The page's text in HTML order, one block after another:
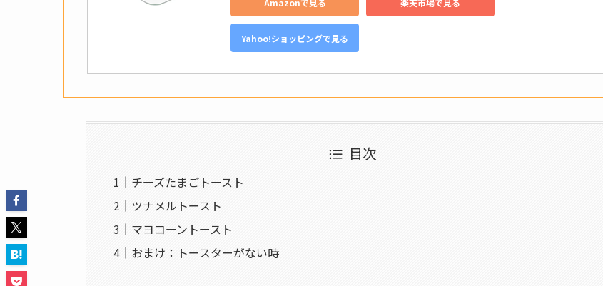
Yahoo!ショッピングで見る
目次
チーズたまごトースト
ツナメルトースト
マヨコーントースト
おまけ：トースターがない時